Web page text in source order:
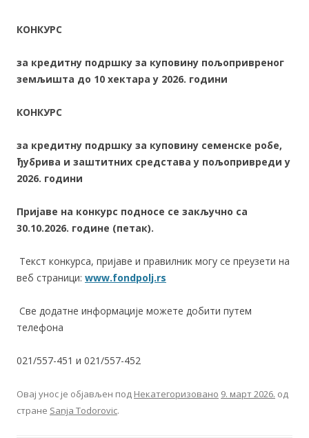
КОНКУРС
за кредитну подршку за куповину пољопривреног
земљишта до 10 хектара у 2026. години
КОНКУРС
за кредитну подршку за куповину семенске робе,
ђубрива и заштитних средстава у пољопривреди у
2026. години
Пријаве на конкурс подносе се закључно са
30.10.2026. године (петак).
Текст конкурса, пријаве и правилник могу се преузети на
веб страници: www.fondpolj.rs
Све додатне информације можете добити путем
телефона
021/557-451 и 021/557-452
Овај унос је објављен под Некатегоризовано 9. март 2026. од
стране Sanja Todorovic.